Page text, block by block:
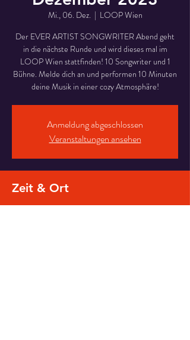
Mi., 06. Dez.
  |
LOOP Wien
Der EVER ARTIST SONGWRITER Abend geht
in die nächste Runde und wird dieses mal im
LOOP Wien stattfinden! 10 Songwriter und 1
Bühne. Melde dich an und performen 10 Minuten
deine Musik in einer cozy Atmosphäre!
Anmeldung abgeschlossen
Veranstaltungen ansehen
Zeit & Ort